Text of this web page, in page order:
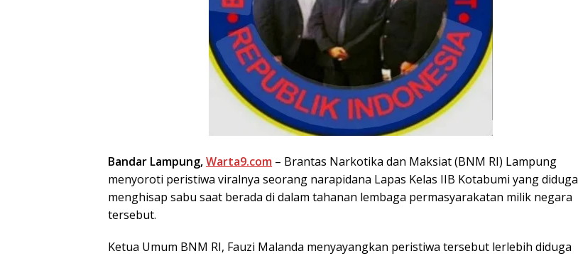
Bandar Lampung,Warta9.com – Brantas Narkotika dan Maksiat (BNM RI) Lampung
menyoroti peristiwa viralnya seorang narapidana Lapas Kelas IIB Kotabumi yang diduga
menghisap sabu saat berada di dalam tahanan lembaga permasyarakatan milik negara
tersebut.
Ketua Umum BNM RI, Fauzi Malanda menyayangkan peristiwa tersebut lerlebih diduga